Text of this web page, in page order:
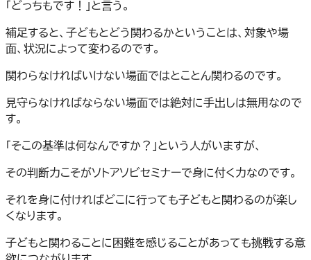
「どっちもです！」と言う。
補足すると、子どもとどう関わるかということは、対象や場
面、状況によって変わるのです。
関わらなければいけない場面ではとことん関わるのです。
見守らなければならない場面では絶対に手出しは無用なので
す。
「そこの基準は何なんですか？」という人がいますが、
その判断力こそがソトアソビセミナーで身に付く力なのです。
それを身に付ければどこに行っても子どもと関わるのが楽し
くなります。
子どもと関わることに困難を感じることがあっても挑戦する意